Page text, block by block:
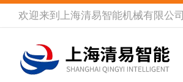
欢迎来到 上海清易智能机械有限公司